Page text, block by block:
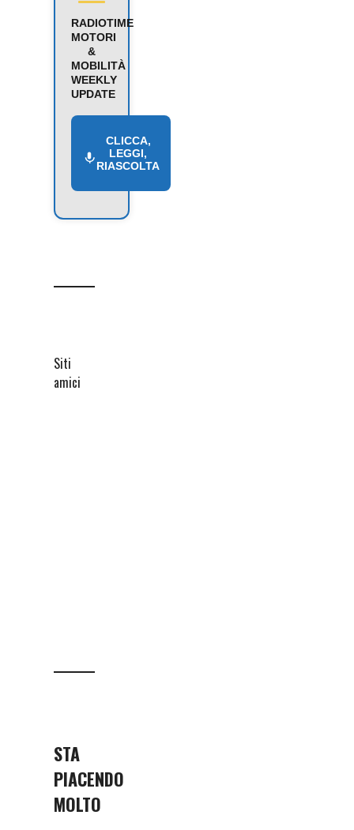
RADIOTIME
MOTORI
&
MOBILITÀ
WEEKLY
UPDATE
CLICCA,
LEGGI,
RIASCOLTA
Siti
amici
STA
PIACENDO
MOLTO